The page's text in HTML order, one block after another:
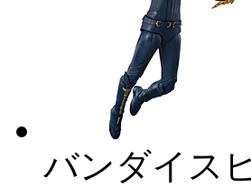
バンダイス